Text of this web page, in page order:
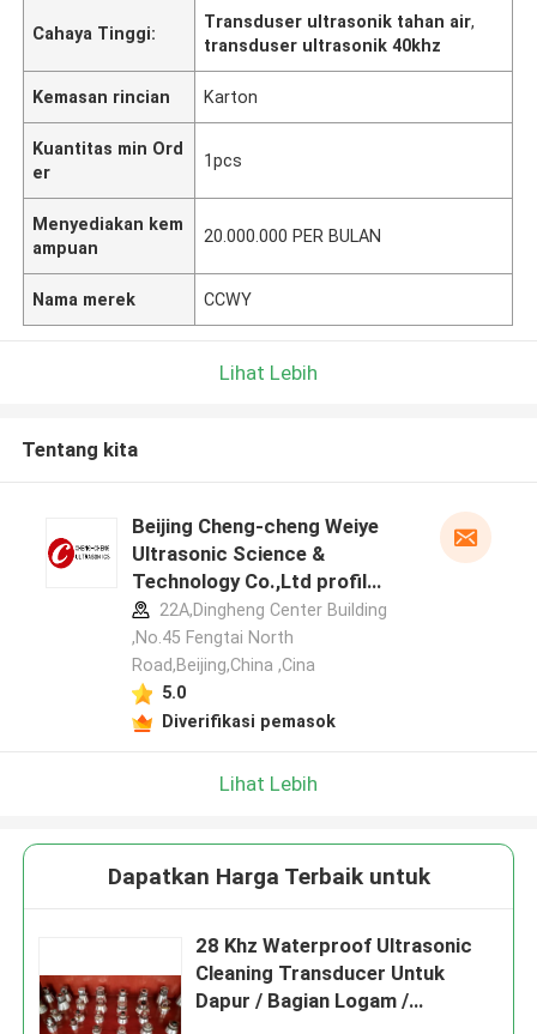
Cahaya Tinggi:
Transduser ultrasonik tahan air,
transduser ultrasonik 40khz
Kemasan rincian Karton
Kuantitas min Ord
er
1pcs
Menyediakan kem
ampuan
20.000.000 PER BULAN
Nama merek CCWY
Lihat Lebih
Tentang kita
Beijing Cheng-cheng Weiye
Ultrasonic Science &
Technology Co.,Ltd profil
pabrikan
22A,Dingheng Center Building
,No.45 Fengtai North
Road,Beijing,China ,Cina
5.0
Diverifikasi pemasok
Lihat Lebih
Dapatkan Harga Terbaik untuk
28 Khz Waterproof Ultrasonic
Cleaning Transducer Untuk
Dapur / Bagian Logam /